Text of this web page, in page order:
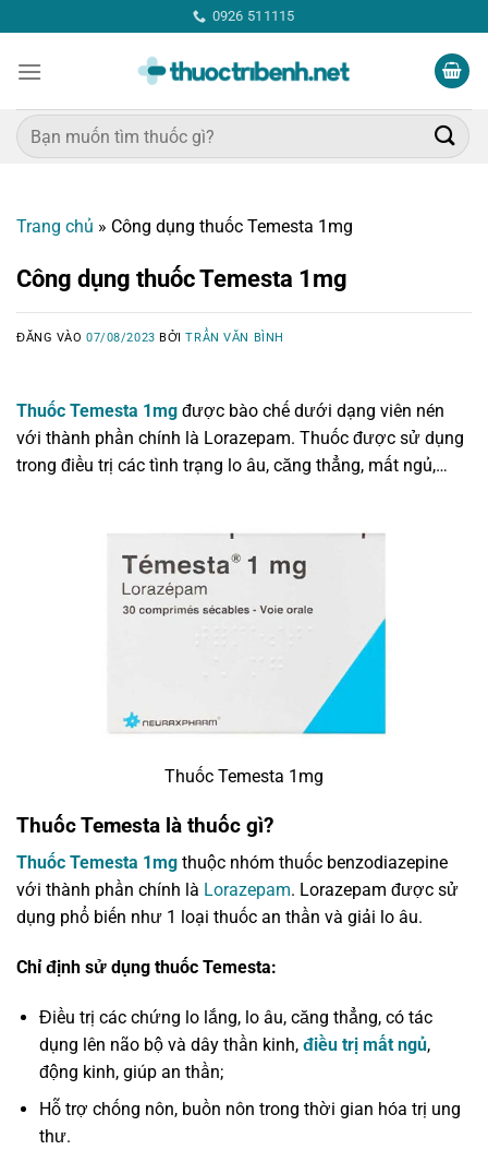
qua
nội
0926 511115
Tìm
kiếm:
Trang chủ » Công dụng thuốc Temesta 1mg
Công dụng thuốc Temesta 1mg
ĐĂNG VÀO07/08/2023 BỞITRẦN VĂN BÌNH
Thuốc Temesta 1mg được bào chế dưới dạng viên nén
với thành phần chính là Lorazepam. Thuốc được sử dụng
trong điều trị các tình trạng lo âu, căng thẳng, mất ngủ,…
Thuốc Temesta 1mg
Thuốc Temesta là thuốc gì?
Thuốc Temesta 1mg thuộc nhóm thuốc benzodiazepine
với thành phần chính là Lorazepam. Lorazepam được sử
dụng phổ biến như 1 loại thuốc an thần và giải lo âu.
Chỉ định sử dụng thuốc Temesta:
Điều trị các chứng lo lắng, lo âu, căng thẳng, có tác
dụng lên não bộ và dây thần kinh, điều trị mất ngủ,
động kinh, giúp an thần;
Hỗ trợ chống nôn, buồn nôn trong thời gian hóa trị ung
thư.